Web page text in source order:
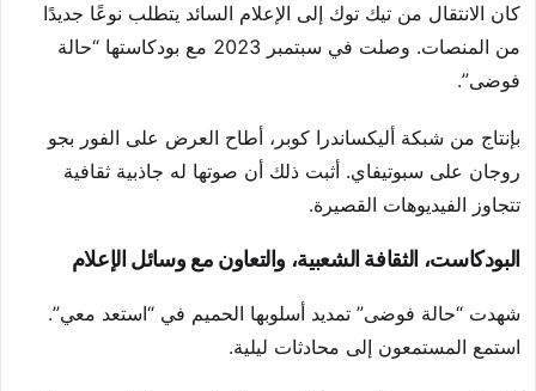
كان الانتقال من تيك توك إلى الإعلام السائد يتطلب نوعًا جديدًا
من المنصات. وصلت في سبتمبر 2023 مع بودكاستها “حالة
فوضى”.
بإنتاج من شبكة أليكساندرا كوبر، أطاح العرض على الفور بجو
روجان على سبوتيفاي. أثبت ذلك أن صوتها له جاذبية ثقافية
تتجاوز الفيديوهات القصيرة.
البودكاست، الثقافة الشعبية، والتعاون مع وسائل الإعلام
شهدت “حالة فوضى” تمديد أسلوبها الحميم في “استعد معي”.
استمع المستمعون إلى محادثات ليلية.